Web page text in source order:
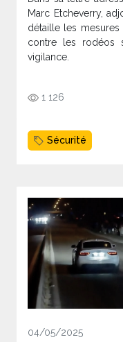
Marc Etcheverry,
détaille les
contre les rodéos
vigilance.
1 126
Sécurité
04/05/2025